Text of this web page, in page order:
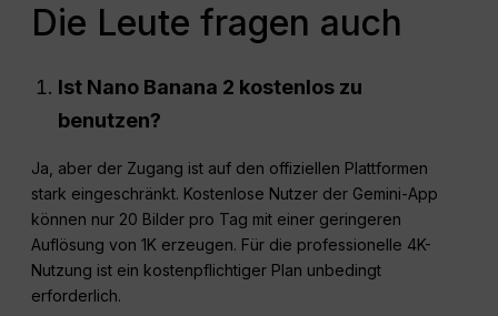
Die Leute fragen auch
Ist Nano Banana 2 kostenlos zu
benutzen?
Ja, aber der Zugang ist auf den offiziellen Plattformen
stark eingeschränkt. Kostenlose Nutzer der Gemini-App
können nur 20 Bilder pro Tag mit einer geringeren
Auflösung von 1K erzeugen. Für die professionelle 4K-
Nutzung ist ein kostenpflichtiger Plan unbedingt
erforderlich.